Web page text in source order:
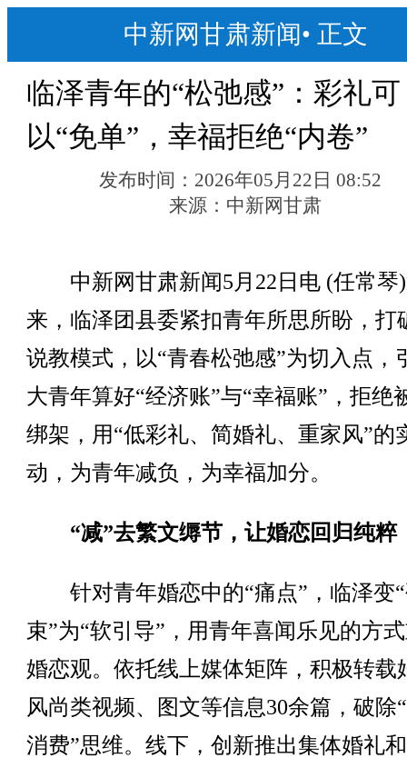
中新网甘肃新闻• 正文
临泽青年的“松弛感”：彩礼可
以“免单”，幸福拒绝“内卷”
发布时间： 2026年05月22日 08:52
来源： 中新网甘肃
中新网甘肃新闻5月22日电 (任常琴
来，临泽团县委紧扣青年所思所盼，打
说教模式，以“青春松弛感”为切入点，
大青年算好“经济账”与“幸福账”，拒绝
绑架，用“低彩礼、简婚礼、重家风”的
动，为青年减负，为幸福加分。
“减”去繁文缛节，让婚恋回归纯粹
针对青年婚恋中的“痛点”，临泽变
束”为“软引导”，用青年喜闻乐见的方
婚恋观。依托线上媒体矩阵，积极转载
风尚类视频、图文等信息30余篇，破除
消费”思维。线下，创新推出集体婚礼